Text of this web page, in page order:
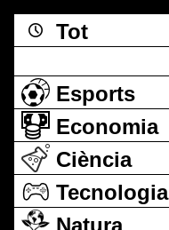
Tot
Esports
Economia
Ciència
Tecnologia
Natura